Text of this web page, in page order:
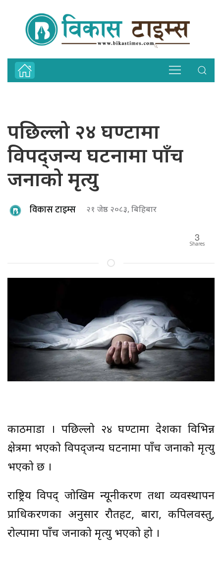
पछिल्लो २४ घण्टामा
विपद्जन्य घटनामा पाँच
जनाको मृत्यु
विकास टाइम्स २१ जेष्ठ २०८३, बिहिबार
3
Shares
काठमाडौं । पछिल्लो २४ घण्टामा देशका विभिन्न
क्षेत्रमा भएको विपद्जन्य घटनामा पाँच जनाको मृत्यु
भएको छ ।
राष्ट्रिय विपद् जोखिम न्यूनीकरण तथा व्यवस्थापन
प्राधिकरणका अनुसार रौतहट, बारा, कपिलवस्तु,
रोल्पामा पाँच जनाको मृत्यु भएको हो ।